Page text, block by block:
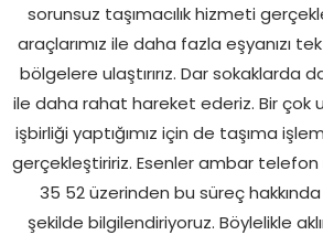
sorunsuz taşımacılık hizmeti
araçlarımız ile daha fazla eşyanızı
bölgelere ulaştırırız. Dar sokaklarda
ile daha rahat hareket ederiz. Bir çok
işbirliği yaptığımız için de taşıma
gerçekleştiririz. Esenler ambar telefon
35 52 üzerinden bu süreç
şekilde bilgilendiriyoruz. Böylelikle